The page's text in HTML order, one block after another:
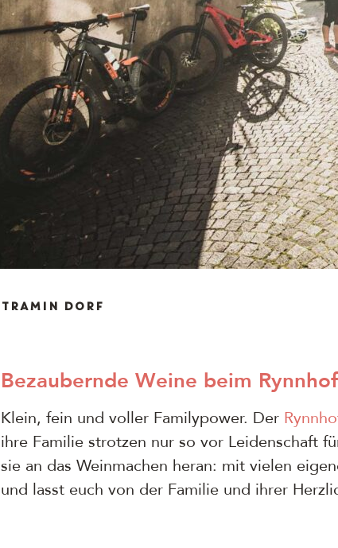
TRAMIN DORF
Bezaubernde Weine beim Rynnhof
Klein, fein und voller Familypower. Der
ihre Familie strotzen nur so vor Leidenschaft
sie an das Weinmachen heran: mit vielen
und lasst euch von der Familie und ihrer